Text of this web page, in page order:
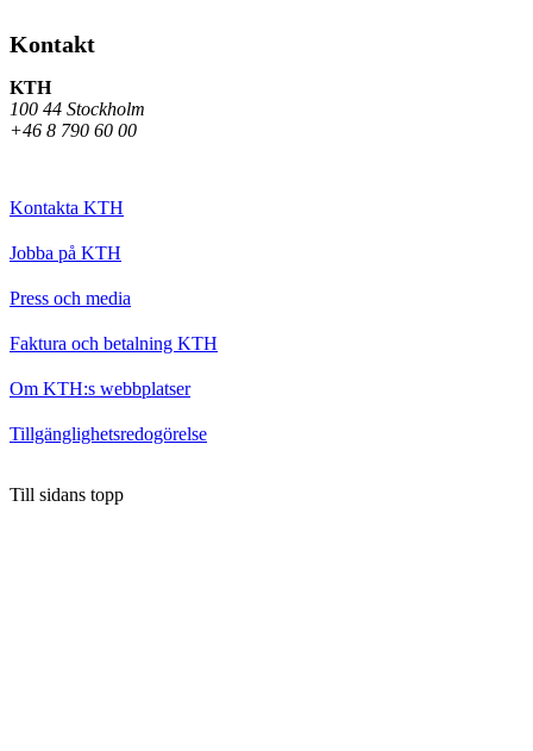
Kontakt
KTH
100 44 Stockholm
+46 8 790 60 00
Kontakta KTH
Jobba på KTH
Press och media
Faktura och betalning KTH
Om KTH:s webbplatser
Tillgänglighetsredogörelse
Till sidans topp